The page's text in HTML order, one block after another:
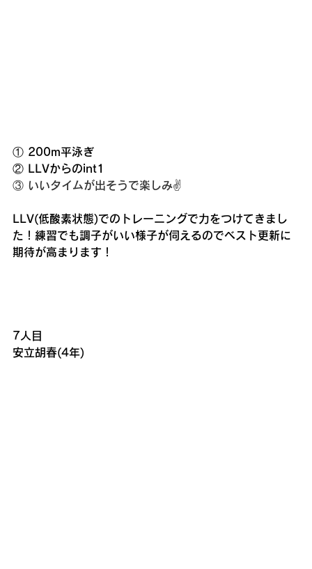
① 200m平泳ぎ
② LLVからのint1
③ いいタイムが出そうで楽しみ✌️
LLV(低酸素状態)でのトレーニングで力をつけてきまし
た！練習でも調子がいい様子が伺えるのでベスト更新に
期待が高まります！
7人目
安立胡春(4年)